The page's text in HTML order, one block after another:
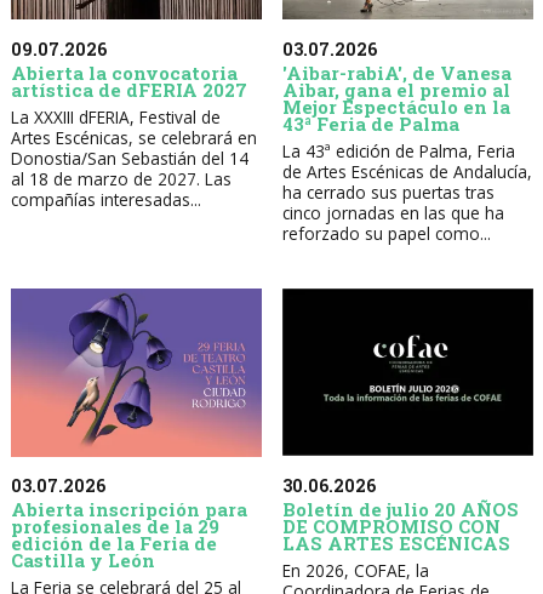
09.07.2026
Abierta la convocatoria
artística de dFERIA 2027
La XXXIII dFERIA, Festival de
Artes Escénicas, se celebrará en
Donostia/San Sebastián del 14
al 18 de marzo de 2027. Las
compañías interesadas...
03.07.2026
'Aibar-rabiA', de Vanesa
Aibar, gana el premio al
Mejor Espectáculo en la
43ª Feria de Palma
La 43ª edición de Palma, Feria
de Artes Escénicas de Andalucía,
ha cerrado sus puertas tras
cinco jornadas en las que ha
reforzado su papel como...
03.07.2026
Abierta inscripción para
profesionales de la 29
edición de la Feria de
Castilla y León
La Feria se celebrará del 25 al
30.06.2026
Boletín de julio 20 AÑOS
DE COMPROMISO CON
LAS ARTES ESCÉNICAS
En 2026, COFAE, la